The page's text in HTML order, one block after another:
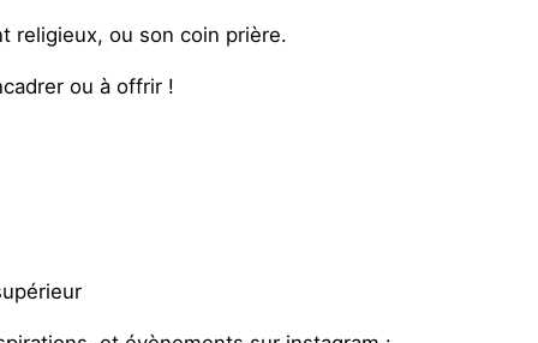
religieux, ou son coin prière.
ou à offrir !